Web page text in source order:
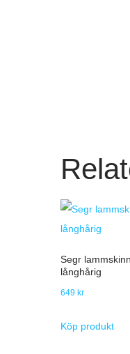
Segr
långhårig
649 kr
Köp produkt